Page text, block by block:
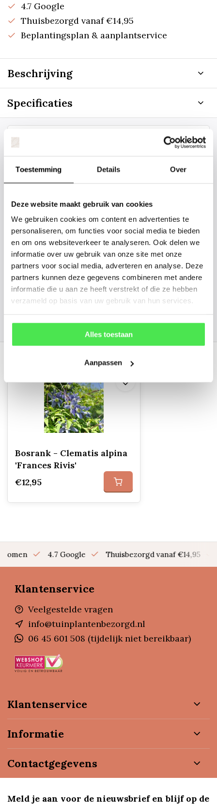
Toestemming Details Over
Deze website maakt gebruik van cookies
We gebruiken cookies om content en advertenties te
personaliseren, om functies voor social media te bieden
en om ons websiteverkeer te analyseren. Ook delen we
informatie over uw gebruik van onze site met onze
partners voor social media, adverteren en analyse. Deze
partners kunnen deze gegevens combineren met andere
informatie die u aan ze heeft verstrekt of die ze hebben
verzameld op basis van uw gebruik van hun services.
Alles toestaan
Aanpassen
4.7 Google
Thuisbezorgd vanaf €14,95
Beplantingsplan & aanplantservice
Beschrijving
Specificaties
Staat uw plantsoort of maat er niet
gaan we voor u kijken. Stuur ons
de plantnaam, hoogte, stamdikte en
vorm. Wilt u weten hoe uw plant of
boom er ongeveer eruit ziet? We
kunnen u een foto sturen.
info@tuinplantenbezorgd.nl
06 45 601 508 (tijdelijk niet bereikbaar)
Recent bekeken
Bosrank - Clematis alpina
'Frances Rivis'
€12,95
bomen 4.7 Google Thuisbezorgd vanaf €14,95
Klantenservice
Veelgestelde vragen
info@tuinplantenbezorgd.nl
06 45 601 508 (tijdelijk niet bereikbaar)
Klantenservice
Informatie
Contactgegevens
Meld je aan voor de nieuwsbrief en blijf op de